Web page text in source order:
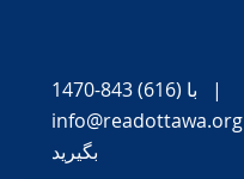
با (616) 843-1470
|
info@readottawa.org
بگیرید